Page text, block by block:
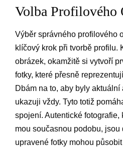
Volba Profilového
Výběr správného profilového
klíčový krok při tvorbě profilu.
obrázek, okamžitě si vytvoří
fotky, které přesně
Dbám na to, aby byly
ukazuji vždy. Tyto totiž
spojení. Autentické
mou současnou podobu,
upravené fotky mohou